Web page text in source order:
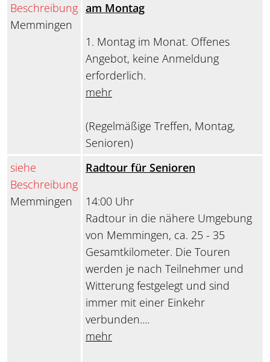
Beschreibung
Memmingen
am Montag
1. Montag im Monat. Offenes
Angebot, keine Anmeldung
erforderlich.
mehr
(Regelmäßige Treffen, Montag,
Senioren)
siehe
Beschreibung
Memmingen
Radtour für Senioren
14:00 Uhr
Radtour in die nähere Umgebung
von Memmingen, ca. 25 - 35
Gesamtkilometer. Die Touren
werden je nach Teilnehmer und
Witterung festgelegt und sind
immer mit einer Einkehr
verbunden....
mehr